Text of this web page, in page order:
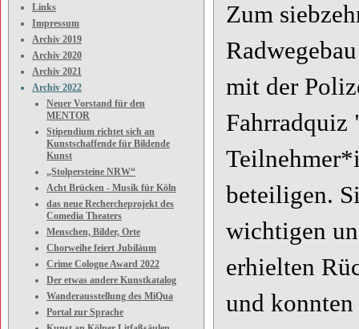
Links
Impressum
Archiv 2019
Archiv 2020
Archiv 2021
Archiv 2022
Neuer Vorstand für den
MENTOR
Stipendium richtet sich an
Kunstschaffende für Bildende
Kunst
„Stolpersteine NRW“
Acht Brücken - Musik für Köln
das neue Rechercheprojekt des
Comedia Theaters
Menschen, Bilder, Orte
Chorweihe feiert Jubiläum
Crime Cologne Award 2022
Der etwas andere Kunstkatalog
Wanderausstellung des MiQua
Portal zur Sprache
Zum
mit der
Fahrradquiz
beteiligen.
wichtigen
erhielten
und